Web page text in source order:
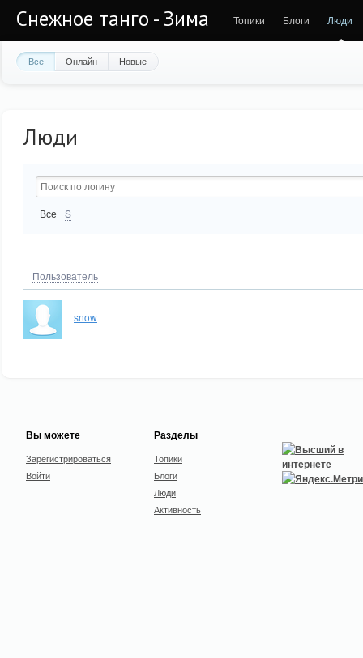
Снежное танго - Зима Топики Блоги Люди
Все Онлайн Новые
Люди
Все S
Пользователь
snow
Вы можете
Зарегистрироваться
Войти
Разделы
Топики
Блоги
Люди
Активность